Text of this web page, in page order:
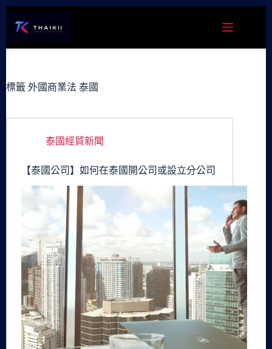
容
標籤 外國商業法 泰國
泰國經貿新聞
【泰國公司】如何在泰國開公司或設立分公司